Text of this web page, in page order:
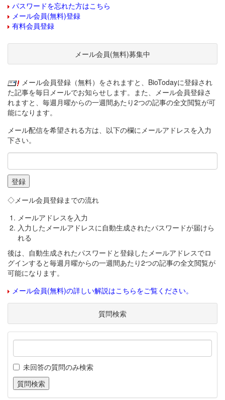
パスワードを忘れた方はこちら
メール会員(無料)登録
有料会員登録
メール会員(無料)募集中
メール会員登録（無料）をされますと、BioTodayに登録され
た記事を毎日メールでお知らせします。また、メール会員登録さ
れますと、毎週月曜からの一週間あたり2つの記事の全文閲覧が可
能になります。
メール配信を希望される方は、以下の欄にメールアドレスを入力
下さい。
◇メール会員登録までの流れ
メールアドレスを入力
入力したメールアドレスに自動生成されたパスワードが届けら
れる
後は、自動生成されたパスワードと登録したメールアドレスでロ
グインすると毎週月曜からの一週間あたり2つの記事の全文閲覧が
可能になります。
メール会員(無料)の詳しい解説はこちらをご覧ください。
質問検索
未回答の質問のみ検索